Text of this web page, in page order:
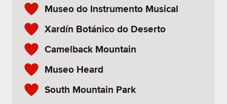
Museo do Instrumento Musical
Xardín Botánico do Deserto
Camelback Mountain
Museo Heard
South Mountain Park